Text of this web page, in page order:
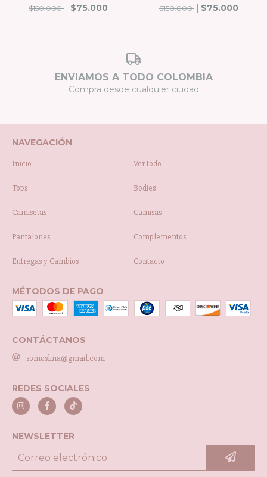
$150.000 $75.000 $150.000 $75.000
ENVIAMOS A TODO COLOMBIA
Compra desde cualquier ciudad
NAVEGACIÓN
Inicio Ver todo
Tops Bodies
Camisetas Camisas
Pantalones Complementos
Entregas y Cambios Contacto
MÉTODOS DE PAGO
CONTÁCTANOS
somosliria@gmail.com
REDES SOCIALES
NEWSLETTER